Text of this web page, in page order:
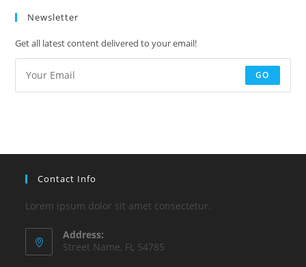
Newsletter
Get all latest content delivered to your email!
GO
Contact Info
Lorem ipsum dolor sit amet consectetur.
Address:
Street Name, FL 54785